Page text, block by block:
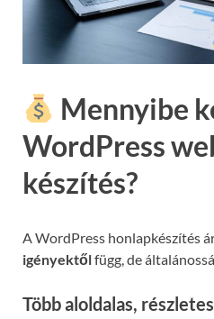
Mennyibe
WordPress
készítés?
A WordPress honlapkészítés
igényektőlfügg, de
Több aloldalas,